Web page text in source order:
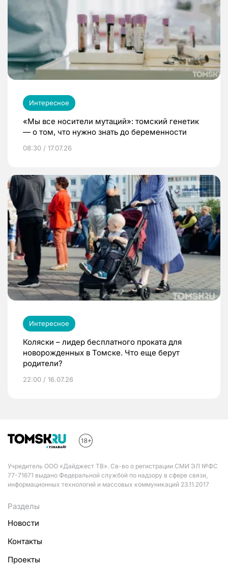
Интересное
«Мы все носители мутаций»: томский генетик
— о том, что нужно знать до беременности
08:30 / 17.07.26
Интересное
Коляски – лидер бесплатного проката для
новорожденных в Томске. Что еще берут
родители?
22:00 / 16.07.26
Учредитель ООО «Дайджест ТВ». Св-во о регистрации СМИ ЭЛ №ФС
77-71671 выдано Федеральной службой по надзору в сфере связи,
информационных технологий и массовых коммуникаций 23.11.2017
Разделы
Новости
Контакты
Проекты